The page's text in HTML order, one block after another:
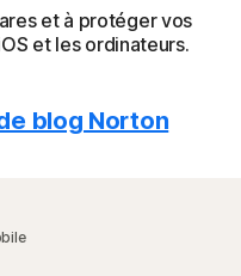
et à protéger vos
et les ordinateurs.
blog Norton